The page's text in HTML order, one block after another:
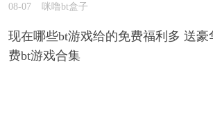
08-07 咪噜bt盒子
现在哪些bt游戏给的免费福利多 送
费bt游戏合集